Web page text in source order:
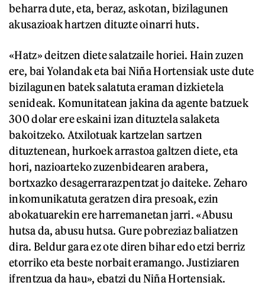
beharra dute, eta, beraz, askotan, bizilagunen
akusazioak hartzen dituzte oinarri huts.
«Hatz» deitzen diete salatzaile horiei. Hain zuzen
ere, bai Yolandak eta bai Niña Hortensiak uste dute
bizilagunen batek salatuta eraman dizkietela
senideak. Komunitatean jakina da agente batzuek
300 dolar ere eskaini izan dituztela salaketa
bakoitzeko. Atxilotuak kartzelan sartzen
dituztenean, hurkoek arrastoa galtzen diete, eta
hori, nazioarteko zuzenbidearen arabera,
bortxazko desagerrarazpentzat jo daiteke. Zeharo
inkomunikatuta geratzen dira presoak, ezin
abokatuarekin ere harremanetan jarri. «Abusu
hutsa da, abusu hutsa. Gure pobreziaz baliatzen
dira. Beldur gara ez ote diren bihar edo etzi berriz
etorriko eta beste norbait eramango. Justiziaren
ifrentzua da hau», ebatzi du Niña Hortensiak.